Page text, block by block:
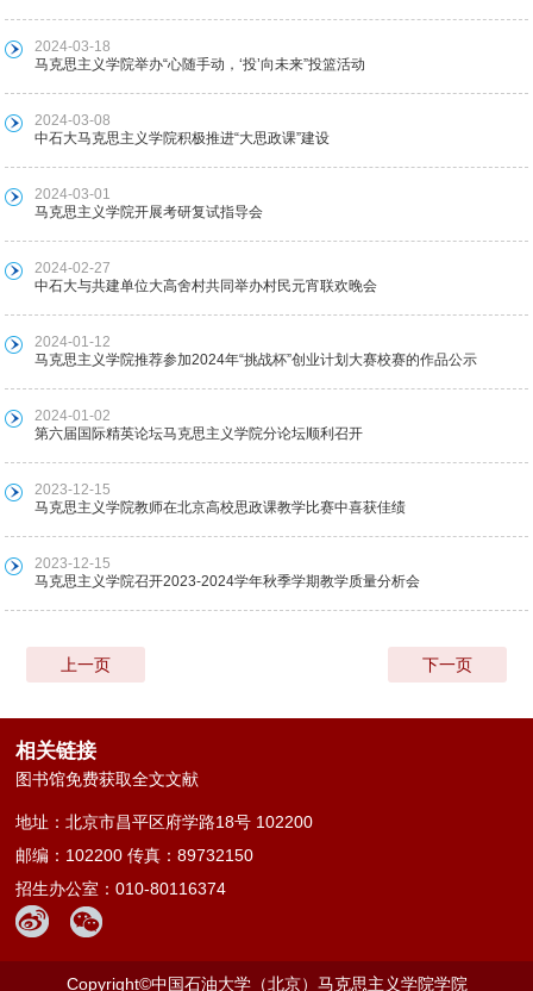
2024-03-18
马克思主义学院举办“心随手动，‘投’向未来”投篮活动
2024-03-08
中石大马克思主义学院积极推进“大思政课”建设
2024-03-01
马克思主义学院开展考研复试指导会
2024-02-27
中石大与共建单位大高舍村共同举办村民元宵联欢晚会
2024-01-12
马克思主义学院推荐参加2024年“挑战杯”创业计划大赛校赛的作品公示
2024-01-02
第六届国际精英论坛马克思主义学院分论坛顺利召开
2023-12-15
马克思主义学院教师在北京高校思政课教学比赛中喜获佳绩
2023-12-15
马克思主义学院召开2023-2024学年秋季学期教学质量分析会
上一页 下一页
相关链接
图书馆免费获取全文文献
地址：北京市昌平区府学路18号 102200
邮编：102200 传真：89732150
招生办公室：010-80116374
Copyright©中国石油大学（北京）马克思主义学院学院